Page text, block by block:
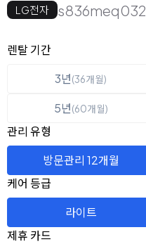
LG전자 s836meq032
옵션 선택
렌탈 선택
렌탈 기간
3년(36개월)
5년(60개월)
관리 유형
방문관리 12개월
케어 등급
라이트
제휴 카드